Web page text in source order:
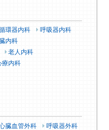
環器内科
呼吸器内科
内科
老人内科
療内科
臓血管外科
呼吸器外科